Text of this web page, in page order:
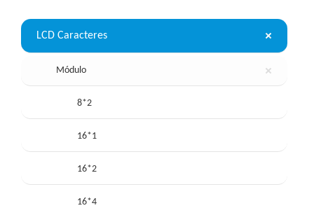
LCD Caracteres
Módulo
8*2
16*1
16*2
16*4